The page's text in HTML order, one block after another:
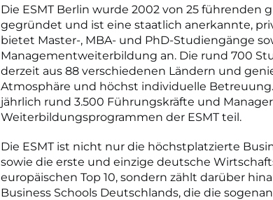
Die ESMT Berlin wurde 2002 von 25 führenden
gegründet und ist eine staatlich anerkannte,
bietet Master-, MBA- und PhD-Studiengänge
Managementweiterbildung an. Die rund 700
derzeit aus 88 verschiedenen Ländern und
Atmosphäre und höchst individuelle
jährlich rund 3.500 Führungskräfte und
Weiterbildungsprogrammen der ESMT teil.
Die ESMT ist nicht nur die höchstplatzierte
sowie die erste und einzige deutsche
europäischen Top 10, sondern zählt darüber
Business Schools Deutschlands, die die